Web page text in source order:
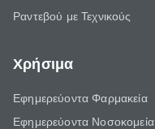
Ραντεβού με Τεχνικούς
Χρήσιμα
Εφημερεύοντα Φαρμακεία
Εφημερεύοντα Νοσοκομεία